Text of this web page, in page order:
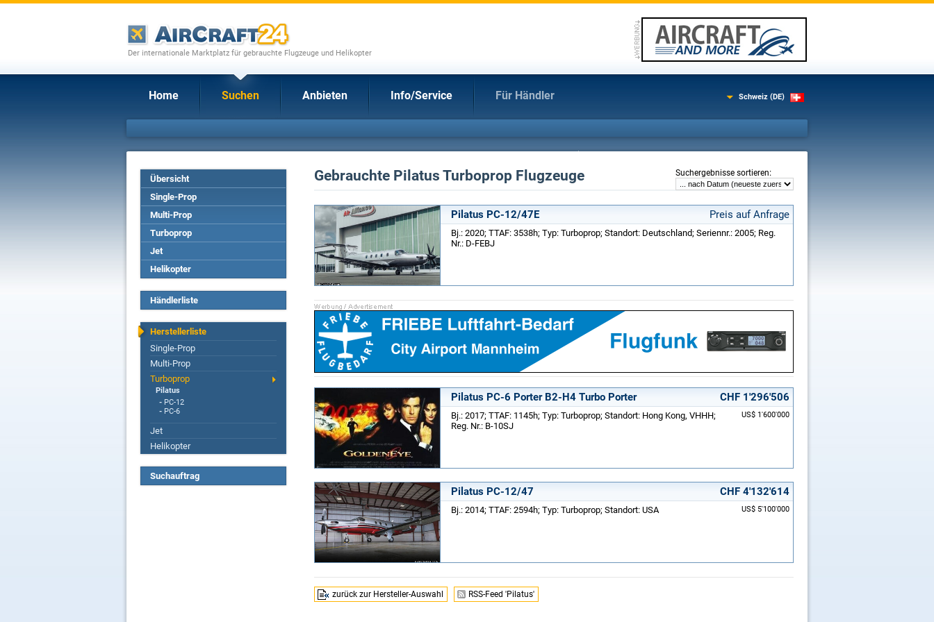
Der internationale Marktplatz für gebrauchte Flugzeuge und Helikopter
Home Suchen Anbieten Info/Service Für Händler Schweiz (DE)
Übersicht
Single-Prop
Multi-Prop
Turboprop
Jet
Helikopter
Händlerliste
Herstellerliste
Single-Prop
Multi-Prop
Turboprop
Pilatus
- PC-12
- PC-6
Jet
Helikopter
Suchauftrag
Suchergebnisse sortieren:
Gebrauchte Pilatus Turboprop Flugzeuge
Pilatus PC-12/47E Preis auf Anfrage
Bj.: 2020; TTAF: 3538h; Typ: Turboprop; Standort: Deutschland; Seriennr.: 2005; Reg.
Nr.: D-FEBJ
Pilatus PC-6 Porter B2-H4 Turbo Porter CHF 1'296'506
US$ 1'600'000
Bj.: 2017; TTAF: 1145h; Typ: Turboprop; Standort: Hong Kong, VHHH;
Reg. Nr.: B-10SJ
Pilatus PC-12/47 CHF 4'132'614
US$ 5'100'000
Bj.: 2014; TTAF: 2594h; Typ: Turboprop; Standort: USA
zurück zur Hersteller-Auswahl RSS-Feed 'Pilatus'